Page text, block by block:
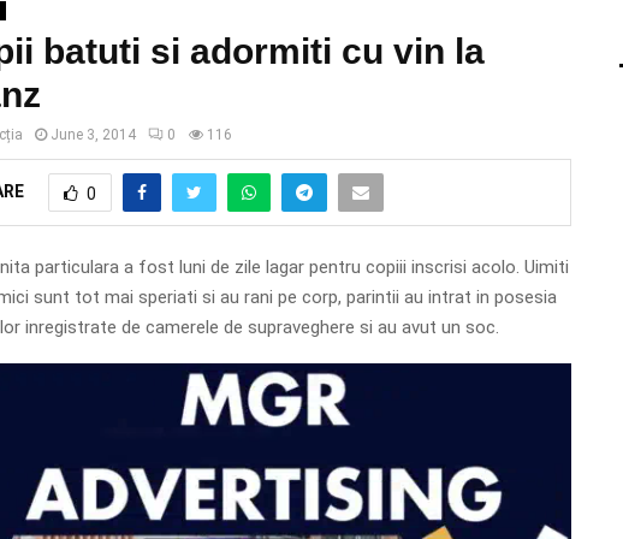
batuti si adormiti cu vin la
June 3, 2014 0 116
0
particulara a fost luni de zile lagar pentru copiii inscrisi acolo. Uimiti
sunt tot mai speriati si au rani pe corp, parintii au intrat in posesia
inregistrate de camerele de supraveghere si au avut un soc.